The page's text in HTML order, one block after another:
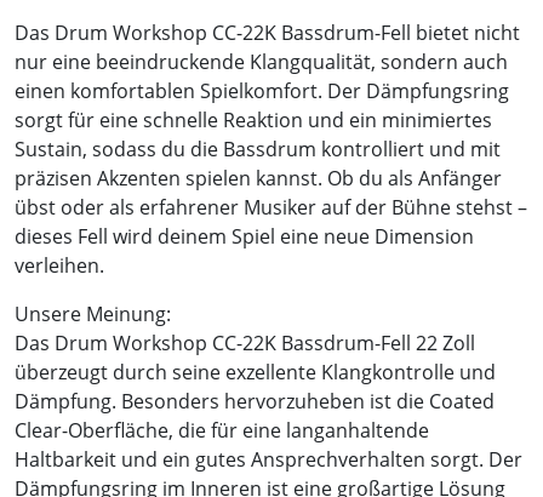
Das Drum Workshop CC-22K Bassdrum-Fell bietet nicht
nur eine beeindruckende Klangqualität, sondern auch
einen komfortablen Spielkomfort. Der Dämpfungsring
sorgt für eine schnelle Reaktion und ein minimiertes
Sustain, sodass du die Bassdrum kontrolliert und mit
präzisen Akzenten spielen kannst. Ob du als Anfänger
übst oder als erfahrener Musiker auf der Bühne stehst –
dieses Fell wird deinem Spiel eine neue Dimension
verleihen.
Unsere Meinung:
Das Drum Workshop CC-22K Bassdrum-Fell 22 Zoll
überzeugt durch seine exzellente Klangkontrolle und
Dämpfung. Besonders hervorzuheben ist die Coated
Clear-Oberfläche, die für eine langanhaltende
Haltbarkeit und ein gutes Ansprechverhalten sorgt. Der
Dämpfungsring im Inneren ist eine großartige Lösung